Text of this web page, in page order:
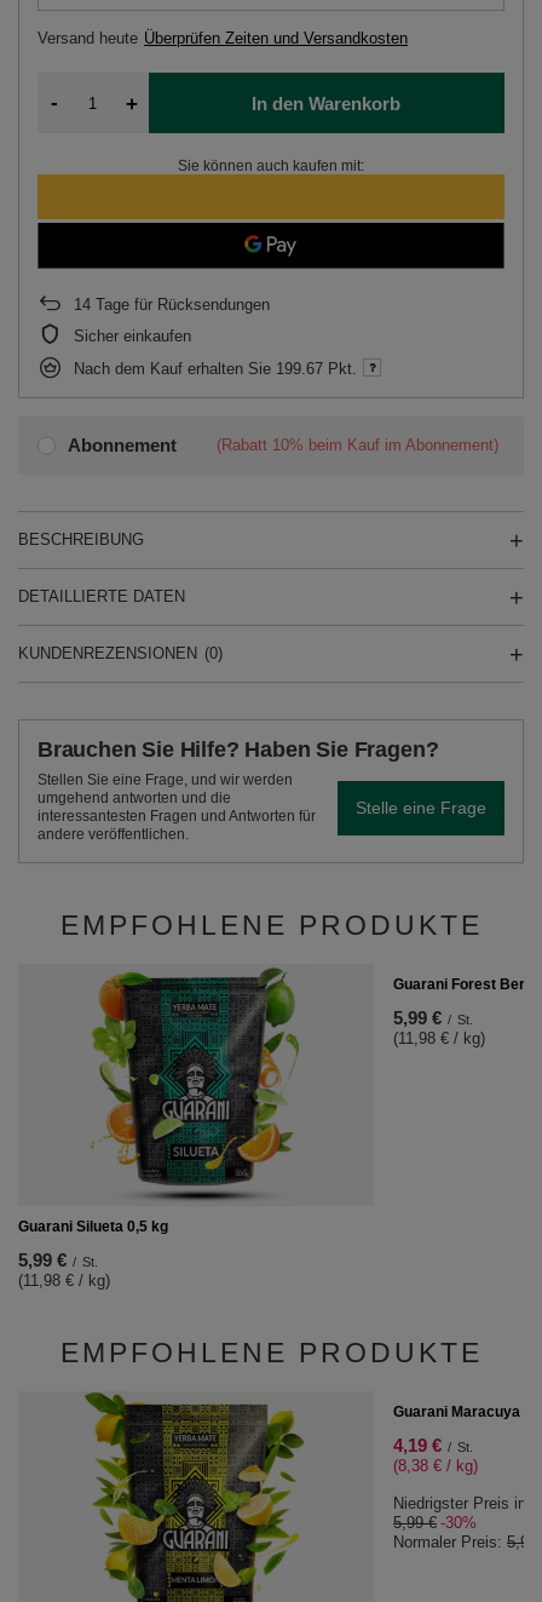
Abonnement (Rabatt 10% beim Kauf im Abonnement)
Versand heute Überprüfen Zeiten und Versandkosten
- + In den Warenkorb
Sie können auch kaufen mit:
14 Tage für Rücksendungen
Sicher einkaufen
Nach dem Kauf erhalten Sie 199.67 Pkt.
BESCHREIBUNG
DETAILLIERTE DATEN
KUNDENREZENSIONEN (0)
Brauchen Sie Hilfe? Haben Sie Fragen?
Stellen Sie eine Frage, und wir werden
umgehend antworten und die
interessantesten Fragen und Antworten für
andere veröffentlichen.
Stelle eine Frage
EMPFOHLENE PRODUKTE
Guarani Silueta 0,5 kg
5,99 € / St.
(11,98 € / kg)
Guarani Forest
5,99 € / St.
(11,98 € / kg)
EMPFOHLENE PRODUKTE
Guarani Maracuya
4,19 € / St.
(8,38 € / kg)
Niedrigster Preis in
5,99 € -30%
Normaler Preis: 5,99